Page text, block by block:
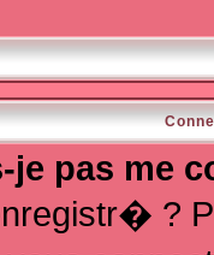
pas me
?